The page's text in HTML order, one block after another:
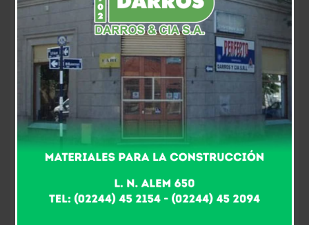
Abril 2026
4 meses atrás Fm Alpha